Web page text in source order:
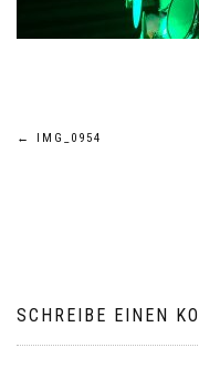
← IMG_0954
SCHREIBE EINEN